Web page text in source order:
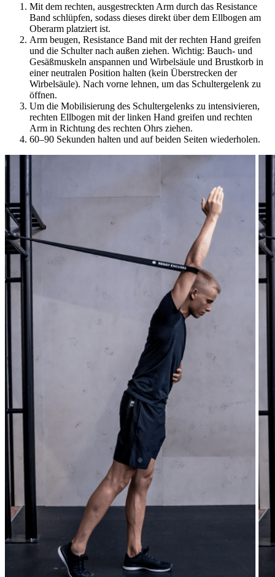
Mit dem rechten, ausgestreckten Arm durch das Resistance
Band schlüpfen, sodass dieses direkt über dem Ellbogen am
Oberarm platziert ist.
Arm beugen, Resistance Band mit der rechten Hand greifen
und die Schulter nach außen ziehen. Wichtig: Bauch- und
Gesäßmuskeln anspannen und Wirbelsäule und Brustkorb in
einer neutralen Position halten (kein Überstrecken der
Wirbelsäule). Nach vorne lehnen, um das Schultergelenk zu
öffnen.
Um die Mobilisierung des Schultergelenks zu intensivieren,
rechten Ellbogen mit der linken Hand greifen und rechten
Arm in Richtung des rechten Ohrs ziehen.
60–90 Sekunden halten und auf beiden Seiten wiederholen.